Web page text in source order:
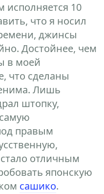
исполняется 10
что я носил
джинсы
Достойнее, чем
в моей
что сделаны
Лишь
штопку,
правым
отличным
японскую
сашико.